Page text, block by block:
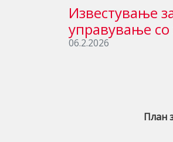
Известување
управување
06.2.2026
План